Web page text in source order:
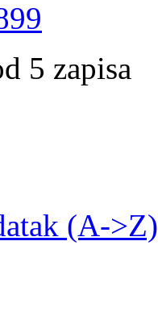
5 zapisa
(A->Z)